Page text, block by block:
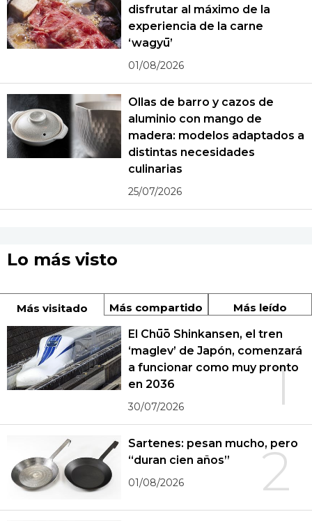
disfrutar al máximo de la
experiencia de la carne
‘wagyū’
01/08/2026
Ollas de barro y cazos de
aluminio con mango de
madera: modelos adaptados a
distintas necesidades
culinarias
25/07/2026
Lo más visto
Más visitado Más compartido Más leído
1
El Chūō Shinkansen, el tren
‘maglev’ de Japón, comenzará
a funcionar como muy pronto
en 2036
30/07/2026
2
Sartenes: pesan mucho, pero
“duran cien años”
01/08/2026